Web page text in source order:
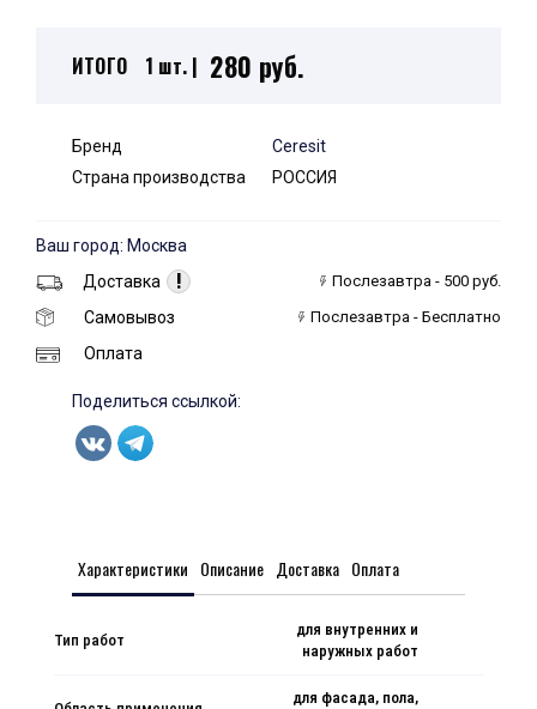
ИТОГО 1 шт. | 280 руб.
Бренд
Ceresit
Страна производства
РОССИЯ
Ваш город: Москва
Доставка
! Послезавтра - 500 руб.
Самовывоз Послезавтра - Бесплатно
Оплата
Поделиться ссылкой:
Характеристики Описание Доставка Оплата
Тип работ
для внутренних и
наружных работ
для фасада, пола,